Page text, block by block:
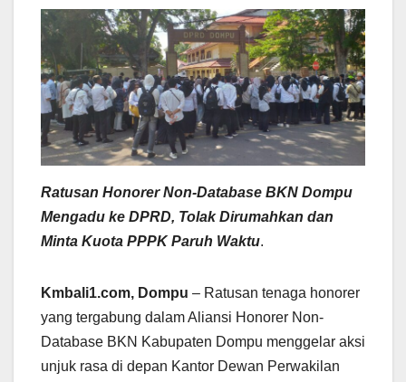
Ratusan Honorer Non-Database BKN Dompu
Mengadu ke DPRD, Tolak Dirumahkan dan
Minta Kuota PPPK Paruh Waktu.
Kmbali1.com, Dompu – Ratusan tenaga honorer
yang tergabung dalam Aliansi Honorer Non-
Database BKN Kabupaten Dompu menggelar aksi
unjuk rasa di depan Kantor Dewan Perwakilan